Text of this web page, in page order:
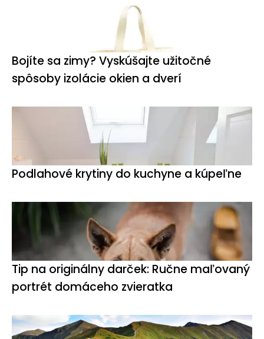
Bojíte sa zimy? Vyskúšajte užitočné
spôsoby izolácie okien a dverí
Podlahové krytiny do kuchyne a kúpeľne
Tip na originálny darček: Ručne maľovaný
portrét domáceho zvieratka